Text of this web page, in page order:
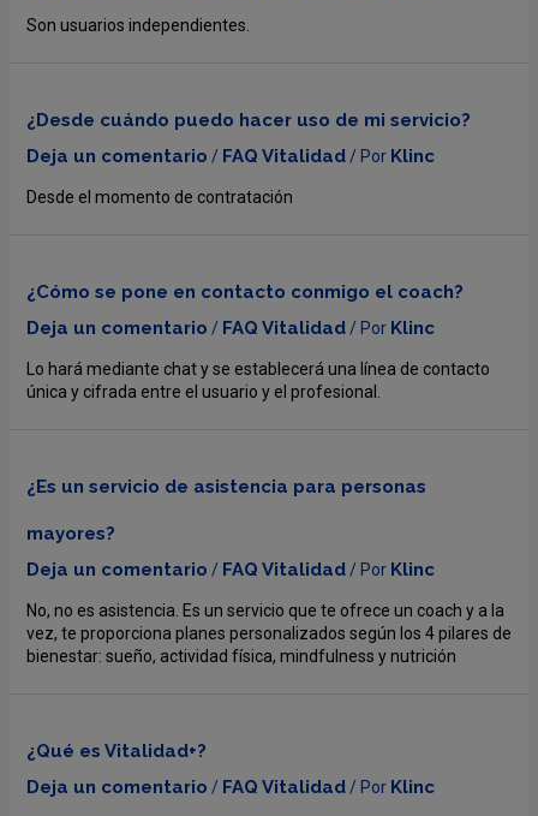
Son usuarios independientes.
¿Desde cuándo puedo hacer uso de mi servicio?
Deja un comentario / FAQ Vitalidad/ Por Klinc
Desde el momento de contratación
¿Cómo se pone en contacto conmigo el coach?
Deja un comentario / FAQ Vitalidad/ Por Klinc
Lo hará mediante chat y se establecerá una línea de contacto
única y cifrada entre el usuario y el profesional.
¿Es un servicio de asistencia para personas
mayores?
Deja un comentario / FAQ Vitalidad/ Por Klinc
No, no es asistencia. Es un servicio que te ofrece un coach y a la
vez, te proporciona planes personalizados según los 4 pilares de
bienestar: sueño, actividad física, mindfulness y nutrición
¿Qué es Vitalidad+?
Deja un comentario / FAQ Vitalidad/ Por Klinc